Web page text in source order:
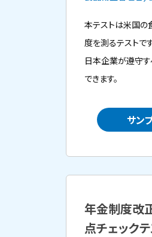
本テストは米国
度を測るテストで
日本企業が遵守す
できます。
サン
年金制度改
点チェック